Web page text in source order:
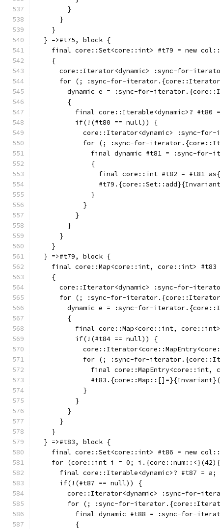
        }
      }
    }
  } =>#t75, block {
final core::Set<core::int> #t79 = new
    {
core::Iterator<dynamic> :sync-for-
for (; :sync-for-
dynamic e = :sync-for-
        {
final core::Iterable<dynamic>? #t80
          if(!(#t80 == null)) {
core::Iterator<dynamic> :sync-
for (; :sync-for-
final dynamic #t81 = :sync-for-
              {
final core::int #t82 = #t81
              }
            }
          }
        }
      }
    }
  } =>#t79, block {
final core::Map<core::int, core::int>
    {
core::Iterator<dynamic> :sync-for-
for (; :sync-for-
dynamic e = :sync-for-
        {
final core::Map<core::int,
          if(!(#t84 == null)) {
for (; :sync-for-
final core::MapEntry<core::int,
            }
          }
        }
      }
    }
  } =>#t83, block {
final core::Set<core::int> #t86 = new
for (core::int i = 0;
      final core::Iterable<dynamic>? #t87 = a;
      if(!(#t87 == null)) {
core::Iterator<dynamic> :sync-for-
for (; :sync-for-
final dynamic #t88 = :sync-for-
          {